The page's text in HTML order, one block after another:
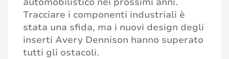
Tracciare i componenti industriali è
stata una sfida, ma i nuovi design degli
inserti Avery Dennison hanno superato
tutti gli ostacoli.